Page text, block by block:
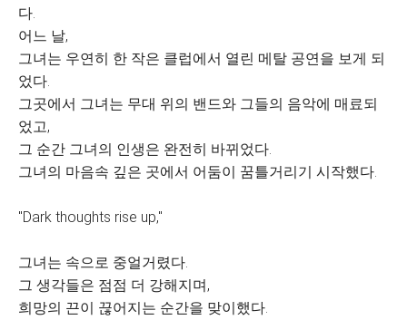
다.
어느 날,
그녀는 우연히 한 작은 클럽에서 열린 메탈 공연을 보게 되
었다.
그곳에서 그녀는 무대 위의 밴드와 그들의 음악에 매료되
었고,
그 순간 그녀의 인생은 완전히 바뀌었다.
그녀의 마음속 깊은 곳에서 어둠이 꿈틀거리기 시작했다.
"Dark thoughts rise up,"
그녀는 속으로 중얼거렸다.
그 생각들은 점점 더 강해지며,
희망의 끈이 끊어지는 순간을 맞이했다.